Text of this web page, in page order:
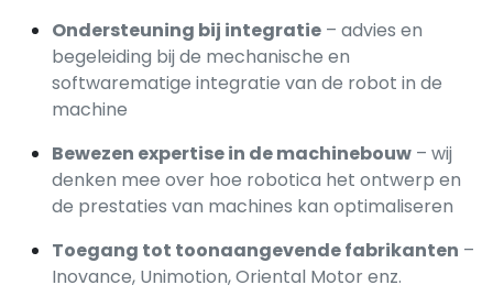
Ondersteuning bij integratie – advies en
begeleiding bij de mechanische en
softwarematige integratie van de robot in de
machine
Bewezen expertise in de machinebouw – wij
denken mee over hoe robotica het ontwerp en
de prestaties van machines kan optimaliseren
Toegang tot toonaangevende fabrikanten –
Inovance, Unimotion, Oriental Motor enz.